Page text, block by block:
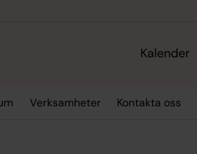
Kalender
Verksamheter Kontakta oss